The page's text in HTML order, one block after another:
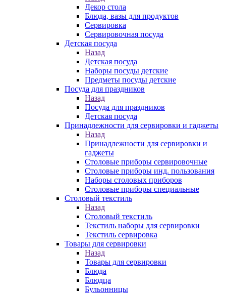
Декор стола
Блюда, вазы для продуктов
Сервировка
Сервировочная посуда
Детская посуда
Назад
Детская посуда
Наборы посуды детские
Предметы посуды детские
Посуда для праздников
Назад
Посуда для праздников
Детская посуда
Принадлежности для сервировки и гаджеты
Назад
Принадлежности для сервировки и
гаджеты
Столовые приборы сервировочные
Столовые приборы инд. пользования
Наборы столовых приборов
Столовые приборы специальные
Столовый текстиль
Назад
Столовый текстиль
Текстиль наборы для сервировки
Текстиль сервировка
Товары для сервировки
Назад
Товары для сервировки
Блюда
Блюдца
Бульонницы